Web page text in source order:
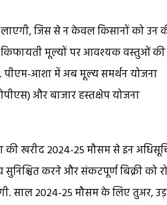
जिस से न केवल किसानों को उन
किफायती मूल्‍यों पर आवश्यक वस्तुओं की
पीएम-आशा में अब मूल्य समर्थन योजना
और बाजार हस्तक्षेप योजना
खरीद 2024-25 मौसम से इन
सुनिश्चित करने और संकटपूर्ण बिक्री को
साल 2024-25 मौसम के लिए तुअर,